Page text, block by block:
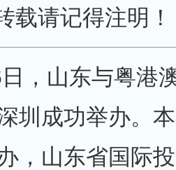
载请记得注明！
山东与粤港
圳成功举办。
，山东省国际